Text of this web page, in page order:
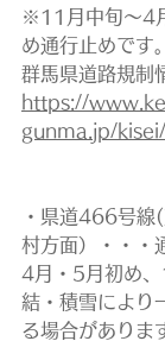
※11月中旬～4
め通行止めです。
群馬県道路規制
https://
gunma.jp/
・県道466号線
村方面）・・・
4月・5月初め
結・積雪により
る場合がありま